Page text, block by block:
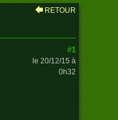
RETOUR
#1
le 20/12/15 à
0h32